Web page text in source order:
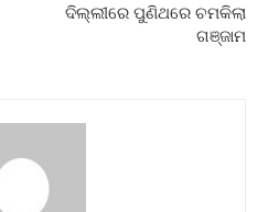
ଦିଲ୍ଲୀରେ ପୁଣିଥରେ ଚମକିଲା
ଗଞ୍ଜାମ